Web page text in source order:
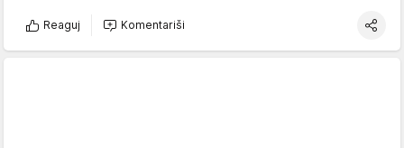
Reaguj Komentariši